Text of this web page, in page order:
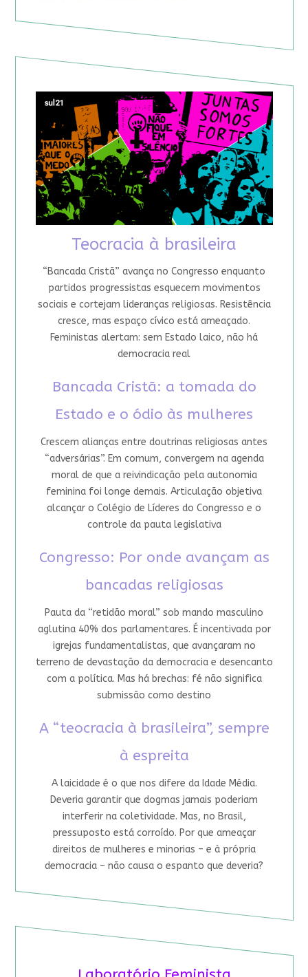
Teocracia à brasileira
“Bancada Cristã” avança no Congresso enquanto
partidos progressistas esquecem movimentos
sociais e cortejam lideranças religiosas. Resistência
cresce, mas espaço cívico está ameaçado.
Feministas alertam: sem Estado laico, não há
democracia real
Bancada Cristã: a tomada do
Estado e o ódio às mulheres
Crescem alianças entre doutrinas religiosas antes
“adversárias”. Em comum, convergem na agenda
moral de que a reivindicação pela autonomia
feminina foi longe demais. Articulação objetiva
alcançar o Colégio de Líderes do Congresso e o
controle da pauta legislativa
Congresso: Por onde avançam as
bancadas religiosas
Pauta da “retidão moral” sob mando masculino
aglutina 40% dos parlamentares. É incentivada por
igrejas fundamentalistas, que avançaram no
terreno de devastação da democracia e desencanto
com a política. Mas há brechas: fé não significa
submissão como destino
A “teocracia à brasileira”, sempre
à espreita
A laicidade é o que nos difere da Idade Média.
Deveria garantir que dogmas jamais poderiam
interferir na coletividade. Mas, no Brasil,
pressuposto está corroído. Por que ameaçar
direitos de mulheres e minorias – e à própria
democracia – não causa o espanto que deveria?